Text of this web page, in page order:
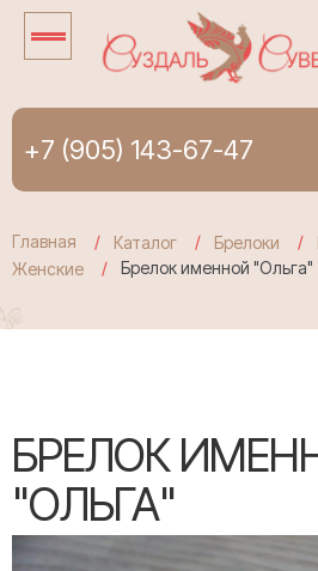
+7 (905) 143-67-47
Главная Каталог Брелоки
Женские
Брелок именной "Ольга"
БРЕЛОК
"ОЛЬГА"